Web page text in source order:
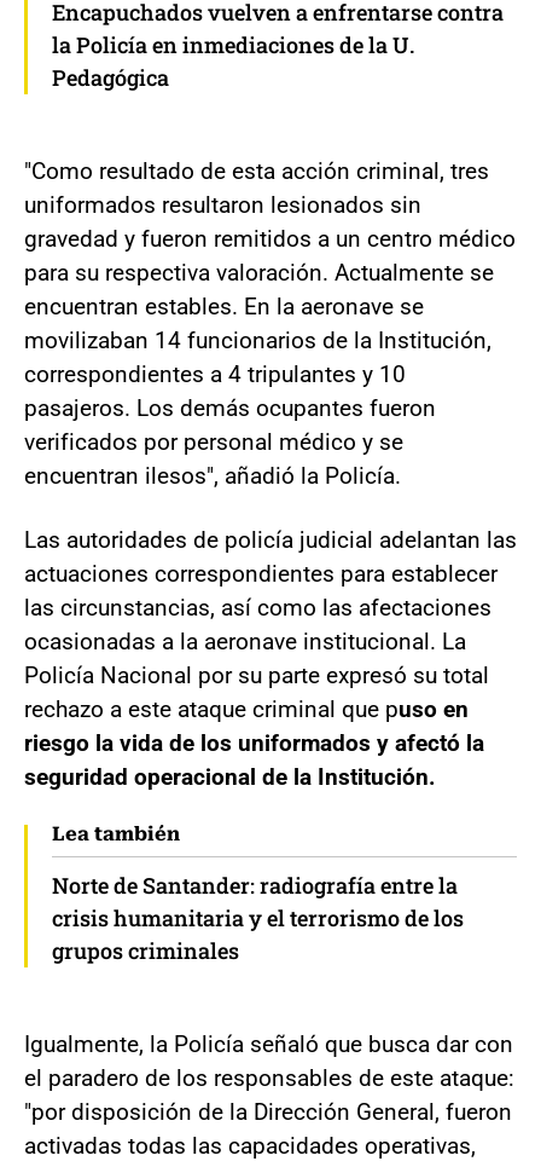
Encapuchados vuelven a enfrentarse contra
la Policía en inmediaciones de la U.
Pedagógica
"Como resultado de esta acción criminal, tres
uniformados resultaron lesionados sin
gravedad y fueron remitidos a un centro médico
para su respectiva valoración. Actualmente se
encuentran estables. En la aeronave se
movilizaban 14 funcionarios de la Institución,
correspondientes a 4 tripulantes y 10
pasajeros. Los demás ocupantes fueron
verificados por personal médico y se
encuentran ilesos", añadió la Policía.
Las autoridades de policía judicial adelantan las
actuaciones correspondientes para establecer
las circunstancias, así como las afectaciones
ocasionadas a la aeronave institucional. La
Policía Nacional por su parte expresó su total
rechazo a este ataque criminal que puso en
riesgo la vida de los uniformados y afectó la
seguridad operacional de la Institución.
Lea también
Norte de Santander: radiografía entre la
crisis humanitaria y el terrorismo de los
grupos criminales
Igualmente, la Policía señaló que busca dar con
el paradero de los responsables de este ataque:
"por disposición de la Dirección General, fueron
activadas todas las capacidades operativas,